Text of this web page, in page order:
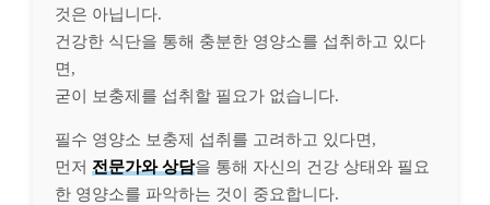
것은 아닙니다.
건강한 식단을 통해 충분한 영양소를 섭취하고 있다
면,
굳이 보충제를 섭취할 필요가 없습니다.
필수 영양소 보충제 섭취를 고려하고 있다면,
먼저 전문가와 상담을 통해 자신의 건강 상태와 필요
한 영양소를 파악하는 것이 중요합니다.